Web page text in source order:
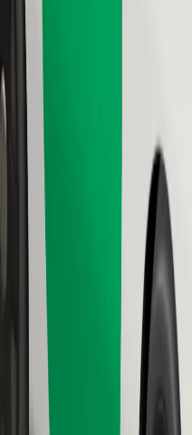
Pour les restaurants
Bolt for Business
Conditions générales
Obtenez un trajet en quelques minutes !
Télécharger l'appli Bolt
Retrouvez tous vos plats favoris !
Télécharger l'appli Bolt Food